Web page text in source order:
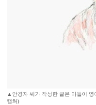
▲안경자 씨가 작성한 글은 아들이 영
캡처)